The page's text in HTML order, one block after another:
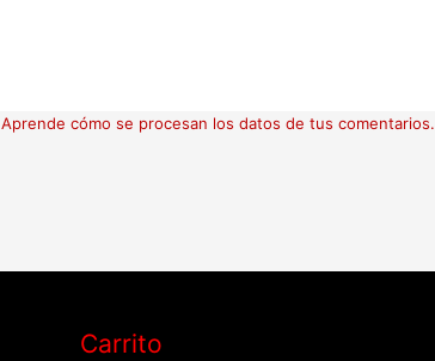
Aprende cómo se procesan los datos de tus comentarios.
Carrito